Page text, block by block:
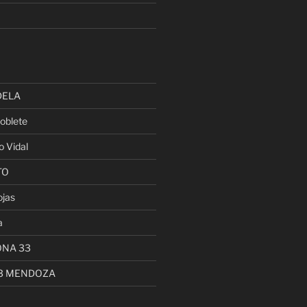
Vidal
33
MENDOZA